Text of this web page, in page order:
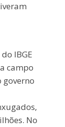
IBGE
campo
governo
No